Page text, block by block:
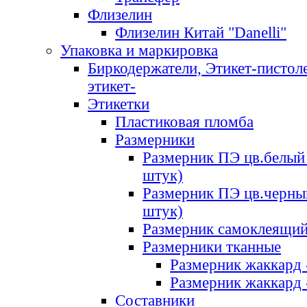
Флизелин
Флизелин Китай "Danelli"
Упаковка и маркировка
Биркодержатели, Этикет-
этикет-
Этикетки
Пластиковая пломба
Размерники
Размерник ПЭ цв.белый
штук)
Размерник ПЭ
штук)
Размерник
Размерники тканные
Размерник
Размерник
Составники